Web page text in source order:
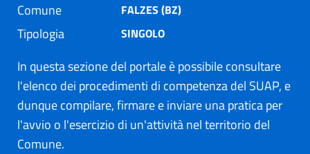
Comune FALZES (BZ)
Tipologia SINGOLO
In questa sezione del portale è possibile consultare
l'elenco dei procedimenti di competenza del SUAP, e
dunque compilare, firmare e inviare una pratica per
l'avvio o l'esercizio di un'attività nel territorio del
Comune.